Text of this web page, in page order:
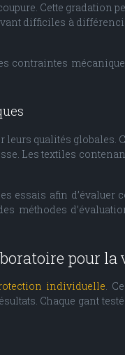
Cette gradation
difficiles à
contraintes
qualités globales.
Les textiles
essais afin
méthodes
pour
individuelle.
Chaque gant